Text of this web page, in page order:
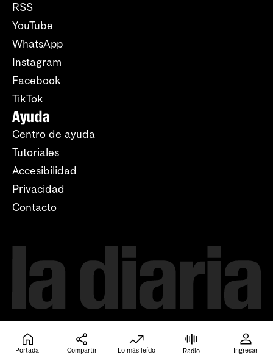
RSS
YouTube
WhatsApp
Instagram
Facebook
TikTok
Ayuda
Centro de ayuda
Tutoriales
Accesibilidad
Privacidad
Contacto
Portada Compartir Lo más leído Radio Ingresar